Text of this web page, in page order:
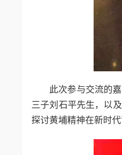
此次参与交流的
三子刘石平先生，以
探讨黄埔精神在新时